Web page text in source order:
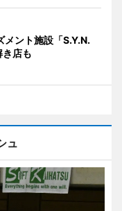
メント施設「S.Y.N.
店も
ュ